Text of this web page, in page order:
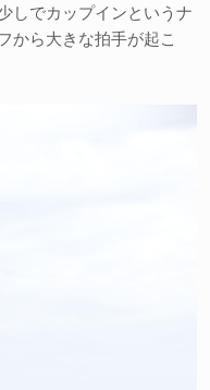
しでカップインというナ
ら大きな拍手が起こ